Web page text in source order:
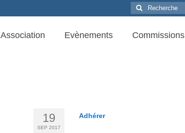
Rechercher
:
Association Evènements Commissions
19
SEP 2017
Adhérer